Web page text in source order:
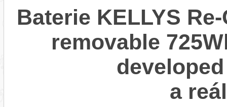
Baterie KELLYS
removable
a